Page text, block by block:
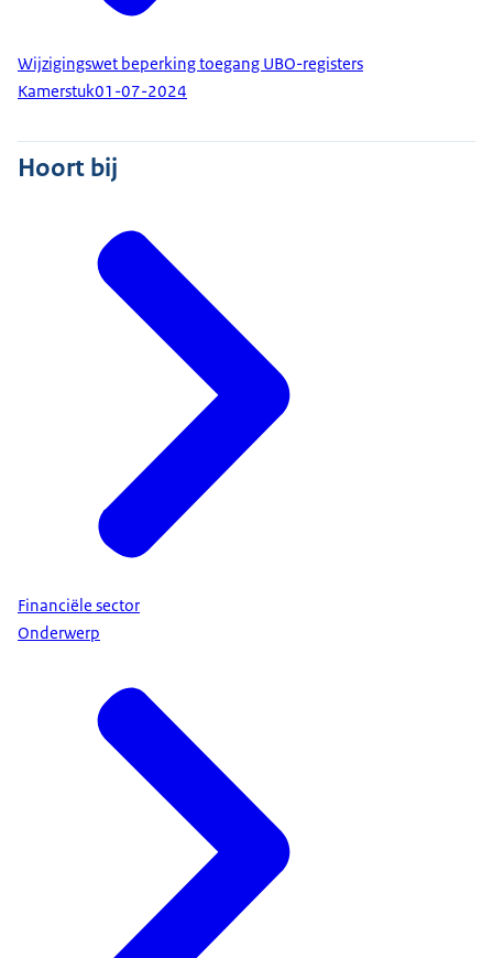
Wijzigingswet beperking toegang UBO-registers
Kamerstuk01-07-2024
Hoort bij
Financiële sector
Onderwerp